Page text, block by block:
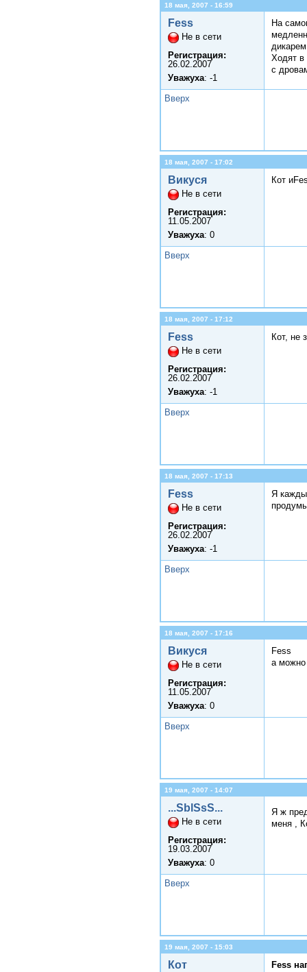
18 мая, 2007 - 16:59
Fess
Не в сети
Регистрация:
26.02.2007
Уважуха: -1
На
Ходят в
с
Вверх
18 мая, 2007 - 17:02
Викуся
Не в сети
Регистрация:
11.05.2007
Уважуха: 0
Кот
Вверх
18 мая, 2007 - 17:12
Fess
Не в сети
Регистрация:
26.02.2007
Уважуха: -1
Кот, не
Вверх
18 мая, 2007 - 17:13
Fess
Не в сети
Регистрация:
26.02.2007
Уважуха: -1
Я
Вверх
18 мая, 2007 - 17:16
Викуся
Не в сети
Регистрация:
11.05.2007
Уважуха: 0
Fess
а можно
Вверх
19 мая, 2007 - 14:07
...SblSsS...
Не в сети
Регистрация:
19.03.2007
Уважуха: 0
Я ж
меня ,
Вверх
19 мая, 2007 - 15:03
Кот Fess